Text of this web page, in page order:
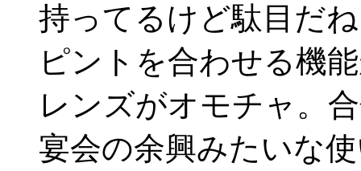
持ってるけど駄目だ
ピントを合わせる機
レンズがオモチャ。
宴会の余興みたいな